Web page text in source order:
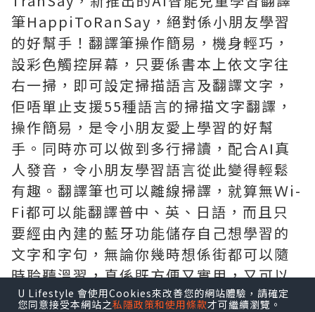
U Lifestyle 會使用Cookies來改善您的網站體驗，請確定
您同意接受本網站之私隱政策和使用條款才可繼續瀏覽。
筆HappiToRanSay，絕對係小朋友學習
的好幫手！翻譯筆操作簡易，機身輕巧，
設彩色觸控屏幕，只要係書本上依文字往
右一掃，即可設定掃描語言及翻譯文字，
佢唔單止支援55種語言的掃描文字翻譯，
操作簡易，是令小朋友愛上學習的好幫
手。同時亦可以做到多行掃讀，配合AI真
人發音，令小朋友學習語言從此變得輕鬆
有趣。翻譯筆也可以離線掃譯，就算無Ｗi-
Fi都可以能翻譯普中、英、日語，而且只
要經由內建的藍牙功能儲存自己想學習的
文字和字句，無論你幾時想係街都可以隨
時聆聽溫習，真係既方便又實用，又可以
比小朋友在家都能輕鬆接觸唔同的語言 。